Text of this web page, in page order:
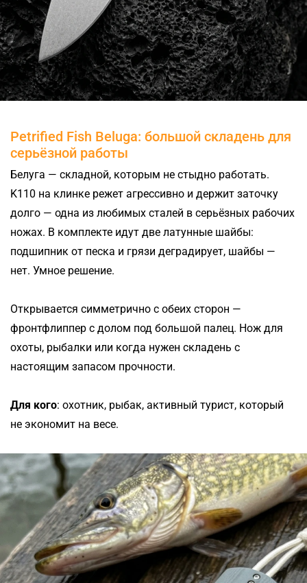
Petrified Fish Beluga: большой складень для
серьёзной работы
Белуга — складной, которым не стыдно работать.
K110 на клинке режет агрессивно и держит заточку
долго — одна из любимых сталей в серьёзных рабочих
ножах. В комплекте идут две латунные шайбы:
подшипник от песка и грязи деградирует, шайбы —
нет. Умное решение.
Открывается симметрично с обеих сторон —
фронтфлиппер с долом под большой палец. Нож для
охоты, рыбалки или когда нужен складень с
настоящим запасом прочности.
Для кого: охотник, рыбак, активный турист, который
не экономит на весе.